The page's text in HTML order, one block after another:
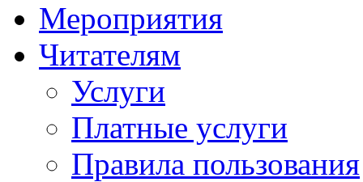
Мероприятия
Читателям
Услуги
Платные услуги
Правила пользования